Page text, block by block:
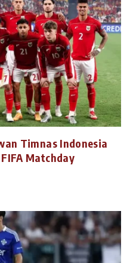
Timnas Indonesia
Matchday